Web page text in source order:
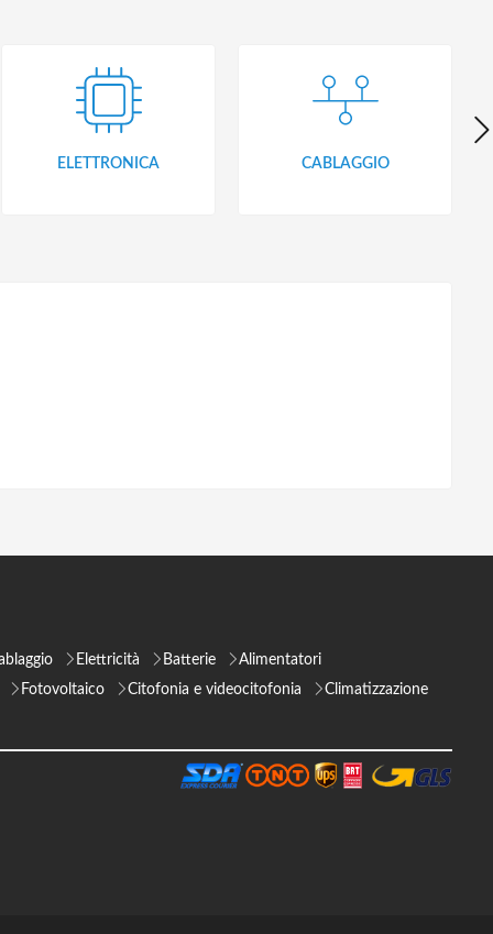
ELETTRONICA CABLAGGIO
Elettricità Batterie
Alimentatori
Fotovoltaico Citofonia e videocitofonia
Climatizzazione